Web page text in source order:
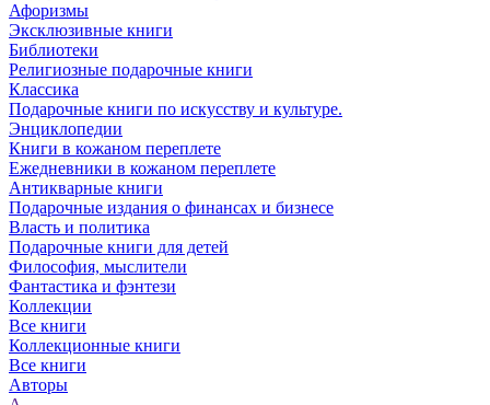
Афоризмы
Эксклюзивные книги
Библиотеки
Религиозные подарочные книги
Классика
Подарочные книги по искусству и культуре.
Энциклопедии
Книги в кожаном переплете
Ежедневники в кожаном переплете
Антикварные книги
Подарочные издания о финансах и бизнесе
Власть и политика
Подарочные книги для детей
Философия, мыслители
Фантастика и фэнтези
Коллекции
Все книги
Коллекционные книги
Все книги
Авторы